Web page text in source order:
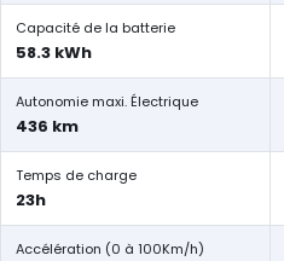
Capacité de la batterie
58.3 kWh
Autonomie maxi. Électrique
436 km
Temps de charge
23h
Accélération (0 à 100Km/h)